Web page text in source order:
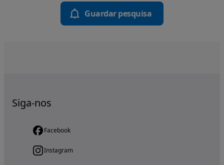
Guardar pesquisa
Siga-nos
Facebook
Instagram